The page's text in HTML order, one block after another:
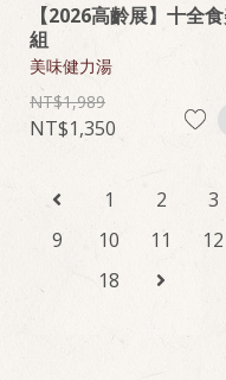
【2026高齡展】十全
組
美味健力湯
1,989
1,350
1 2 3
9
10 11 12
18